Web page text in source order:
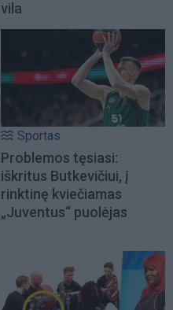
vila
Sportas
Problemos tęsiasi:
iškritus Butkevičiui, į
rinktinę kviečiamas
„Juventus“ puolėjas